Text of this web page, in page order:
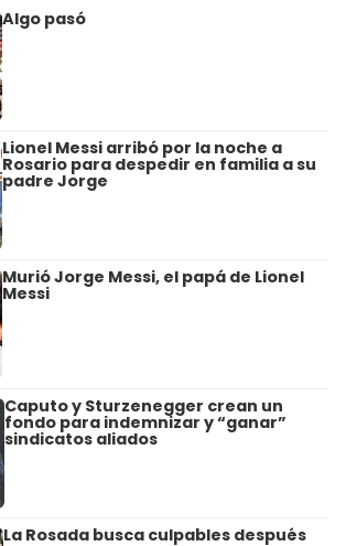
Algo pasó
Lionel Messi arribó por la noche a
Rosario para despedir en familia a su
padre Jorge
Murió Jorge Messi, el papá de Lionel
Messi
Caputo y Sturzenegger crean un
fondo para indemnizar y “ganar”
sindicatos aliados
La Rosada busca culpables después